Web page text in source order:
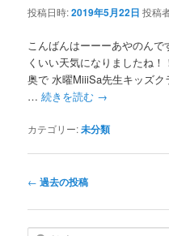
投稿日時:2019年5月22日 投稿
こんばんはーーーあやのんで
くいい天気になりましたね！
奥で 水曜MiiiSa先生キッズ
…続きを読む →
カテゴリー:未分類
投
ナ
ビ
← 過去の投稿